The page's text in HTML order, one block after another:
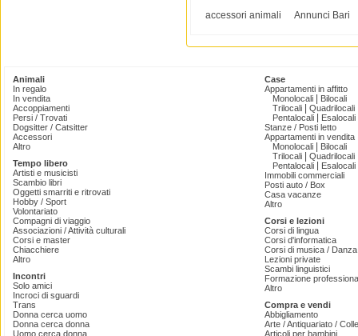
accessori animali
Annunci Bari
Animali
In regalo
In vendita
Accoppiamenti
Persi / Trovati
Dogsitter / Catsitter
Accessori
Altro
Tempo libero
Artisti e musicisti
Scambio libri
Oggetti smarriti e ritrovati
Hobby / Sport
Volontariato
Compagni di viaggio
Associazioni / Attività culturali
Corsi e master
Chiacchiere
Altro
Incontri
Solo amici
Incroci di sguardi
Trans
Donna cerca uomo
Donna cerca donna
Uomo cerca donna
Case
Appartamenti in affitto
Monolocali
Bilocali
Trilocali
Quadrilocali
Pentalocali
Esalocali
Stanze / Posti letto
Appartamenti in vendita
Monolocali
Bilocali
Trilocali
Quadrilocali
Pentalocali
Esalocali
Immobili commerciali
Posti auto / Box
Casa vacanze
Altro
Corsi e lezioni
Corsi di lingua
Corsi d'informatica
Corsi di musica /
Lezioni private
Scambi linguistici
Formazione
Altro
Compra e vendi
Abbigliamento
Arte / Antiquariato /
Articoli per bambini